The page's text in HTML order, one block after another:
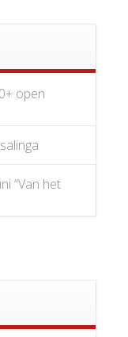
open
“Van het